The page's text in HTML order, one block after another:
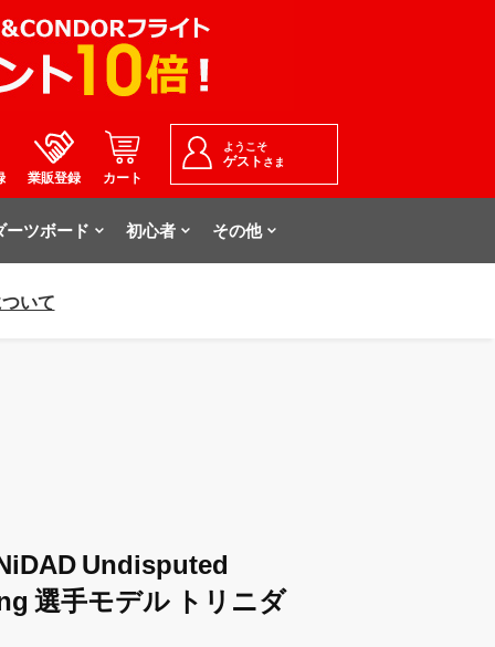
業販登録 カート
ようこそ
ゲスト さま
ーツボード 初心者 その他
いて
Undisputed
選手モデル トリニダ